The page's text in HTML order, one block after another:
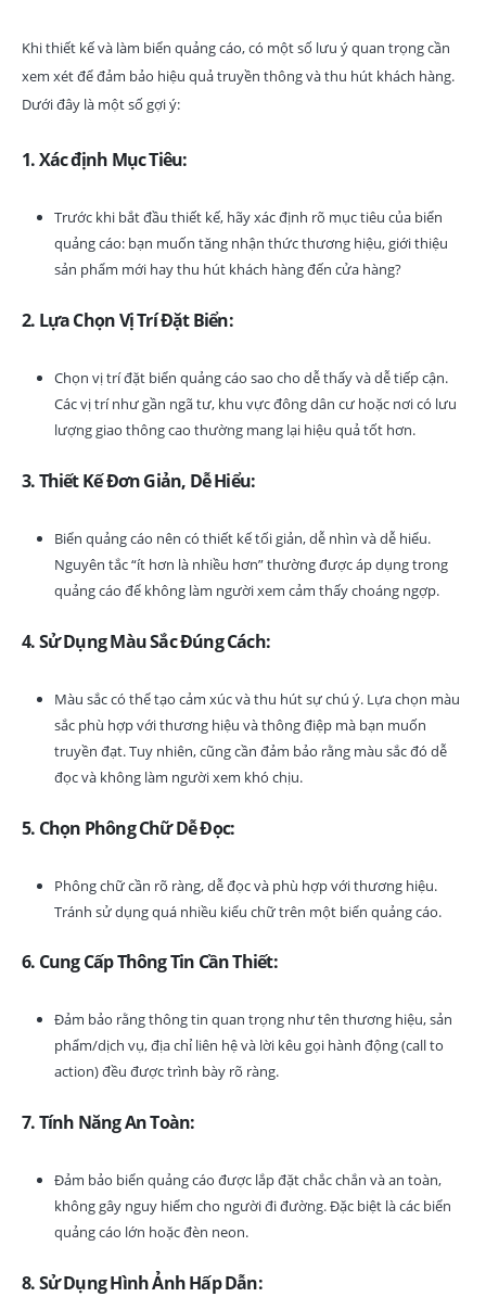
Khi thiết kế và làm biển quảng cáo, có một số lưu ý quan trọng cần
xem xét để đảm bảo hiệu quả truyền thông và thu hút khách hàng.
Dưới đây là một số gợi ý:
1. Xác định Mục Tiêu:
Trước khi bắt đầu thiết kế, hãy xác định rõ mục tiêu của biển
quảng cáo: bạn muốn tăng nhận thức thương hiệu, giới thiệu
sản phẩm mới hay thu hút khách hàng đến cửa hàng?
2. Lựa Chọn Vị Trí Đặt Biển:
Chọn vị trí đặt biển quảng cáo sao cho dễ thấy và dễ tiếp cận.
Các vị trí như gần ngã tư, khu vực đông dân cư hoặc nơi có lưu
lượng giao thông cao thường mang lại hiệu quả tốt hơn.
3. Thiết Kế Đơn Giản, Dễ Hiểu:
Biển quảng cáo nên có thiết kế tối giản, dễ nhìn và dễ hiểu.
Nguyên tắc “ít hơn là nhiều hơn” thường được áp dụng trong
quảng cáo để không làm người xem cảm thấy choáng ngợp.
4. Sử Dụng Màu Sắc Đúng Cách:
Màu sắc có thể tạo cảm xúc và thu hút sự chú ý. Lựa chọn màu
sắc phù hợp với thương hiệu và thông điệp mà bạn muốn
truyền đạt. Tuy nhiên, cũng cần đảm bảo rằng màu sắc đó dễ
đọc và không làm người xem khó chịu.
5. Chọn Phông Chữ Dễ Đọc:
Phông chữ cần rõ ràng, dễ đọc và phù hợp với thương hiệu.
Tránh sử dụng quá nhiều kiểu chữ trên một biển quảng cáo.
6. Cung Cấp Thông Tin Cần Thiết:
Đảm bảo rằng thông tin quan trọng như tên thương hiệu, sản
phẩm/dịch vụ, địa chỉ liên hệ và lời kêu gọi hành động (call to
action) đều được trình bày rõ ràng.
7. Tính Năng An Toàn:
Đảm bảo biển quảng cáo được lắp đặt chắc chắn và an toàn,
không gây nguy hiểm cho người đi đường. Đặc biệt là các biển
quảng cáo lớn hoặc đèn neon.
8. Sử Dụng Hình Ảnh Hấp Dẫn: